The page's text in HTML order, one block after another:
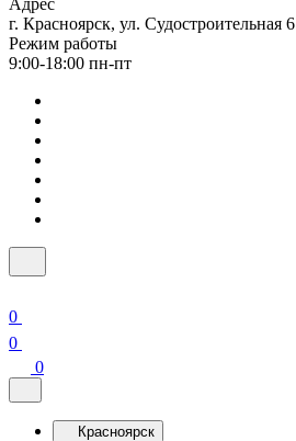
Адрес
г. Красноярск, ул. Судостроительная 6
Режим работы
9:00-18:00 пн-пт
0
0
0
Красноярск